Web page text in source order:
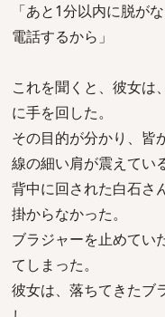
「あと1分以内に脱が
電話するから」
これを聞くと、彼女は
に手を回した。
その目的が分かり、皆
線の細い肩が震えてい
背中に回された白石さ
掛からなかった。
ブラジャーを止めてい
てしまった。
彼女は、落ちてきたブ